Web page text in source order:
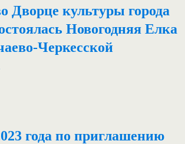
Дворце культуры города
Новогодняя Елка
Черкесской
года по приглашению